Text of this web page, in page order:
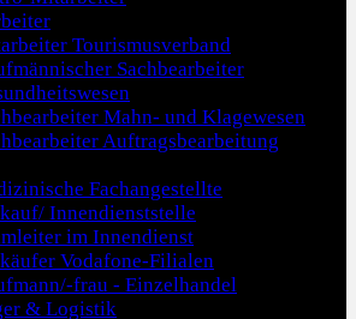
Tourismusverband
Sachbearbeiter
Mahn- und Klagewesen
Auftragsbearbeitung
Fachangestellte
Innendienststelle
im Innendienst
Vodafone-Filialen
frau - Einzelhandel
& Logistik